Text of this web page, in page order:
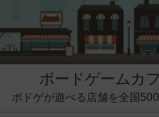
ボードゲームカ
ボドゲが遊べる店舗を全国